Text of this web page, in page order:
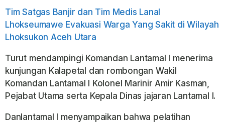
Tim Satgas Banjir dan Tim Medis Lanal
Lhokseumawe Evakuasi Warga Yang Sakit di Wilayah
Lhoksukon Aceh Utara
Turut mendampingi Komandan Lantamal I menerima
kunjungan Kalapetal dan rombongan Wakil
Komandan Lantamal I Kolonel Marinir Amir Kasman,
Pejabat Utama serta Kepala Dinas jajaran Lantamal I.
Danlantamal I menyampaikan bahwa pelatihan